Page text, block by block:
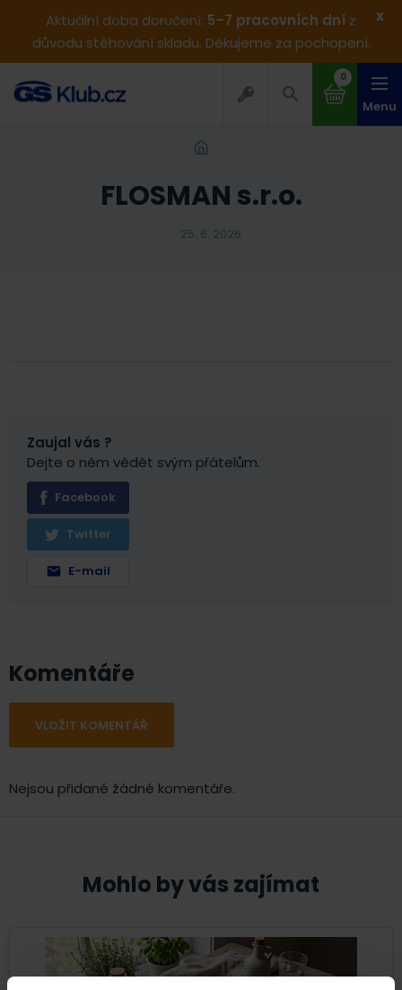
Aktuální doba doručení: 5–7 pracovních dní z
důvodu stěhování skladu. Děkujeme za pochopení.
x
0
Menu
FLOSMAN s.r.o.
25. 6. 2026
Zaujal vás ?
Dejte o něm vědět svým přátelům.
Facebook
Twitter
E-mail
Komentáře
VLOŽIT KOMENTÁŘ
Nejsou přidané žádné komentáře.
Mohlo by vás zajímat